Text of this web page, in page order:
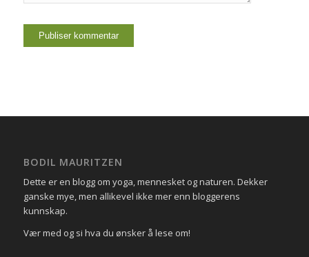
BODIL MAURITZEN
Dette er en blogg om yoga, mennesket og naturen. Dekker
ganske mye, men allikevel ikke mer enn bloggerens
kunnskap.
Vær med og si hva du ønsker å lese om!